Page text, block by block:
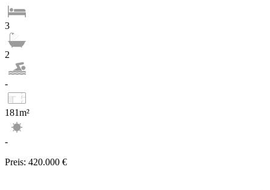
3
2
-
181m²
-
Preis: 420.000 €